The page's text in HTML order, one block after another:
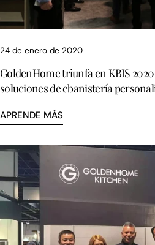
24 de enero de 2020
GoldenHome triunfa en KBIS
soluciones de ebanistería
APRENDE MÁS